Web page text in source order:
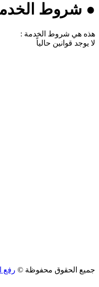
● شروط
هذه هي شروط الخدمة :
لا يوجد قوانين حالياً
جميع الحقوق محفوظة © رفع